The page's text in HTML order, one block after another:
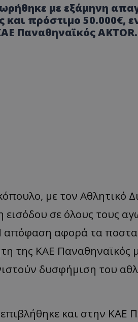
με εξάμηνη
πρόστιμο 50.000€,
Παναθηναϊκός AKTOR.
με τον Αθλητικό
σε όλους τους
αφορά τα
της ΚΑΕ Παναθηναϊκός
δυσφήμιση του
και στην ΚΑΕ